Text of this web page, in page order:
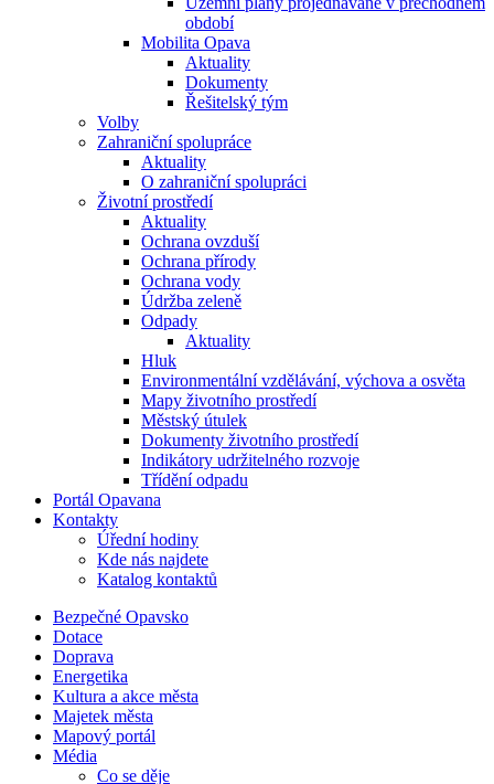
období
Mobilita Opava
Aktuality
Dokumenty
Řešitelský tým
Volby
Zahraniční spolupráce
Aktuality
O zahraniční spolupráci
Životní prostředí
Aktuality
Ochrana ovzduší
Ochrana přírody
Ochrana vody
Údržba zeleně
Odpady
Aktuality
Hluk
Environmentální vzdělávání, výchova a osvěta
Mapy životního prostředí
Městský útulek
Dokumenty životního prostředí
Indikátory udržitelného rozvoje
Třídění odpadu
Portál Opavana
Kontakty
Úřední hodiny
Kde nás najdete
Katalog kontaktů
Bezpečné Opavsko
Dotace
Doprava
Energetika
Kultura a akce města
Majetek města
Mapový portál
Média
Co se děje